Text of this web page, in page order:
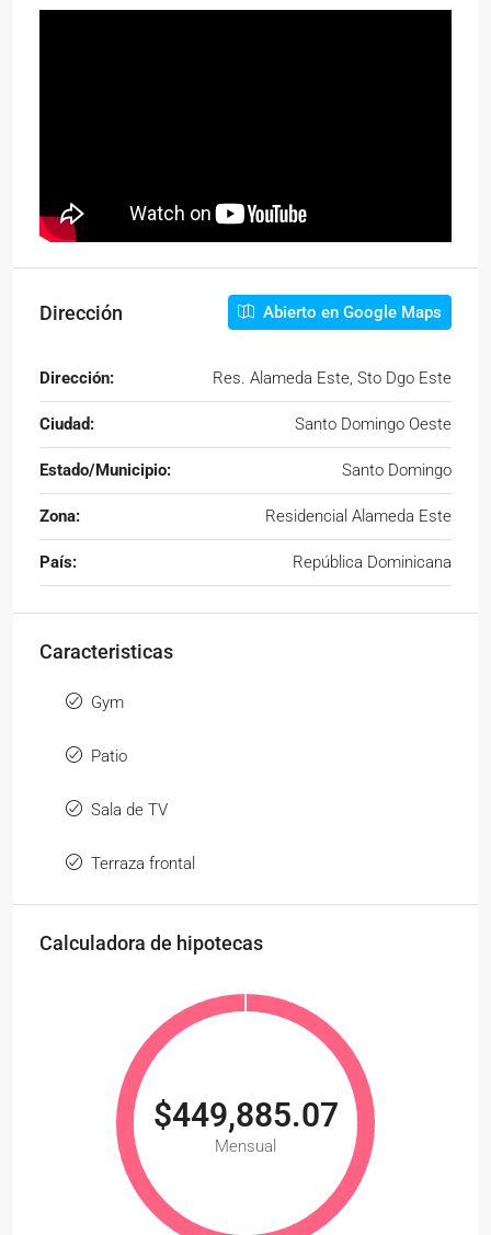
Dirección Abierto en Google Maps
Dirección: Res. Alameda Este, Sto Dgo Este
Ciudad: Santo Domingo Oeste
Estado/Municipio: Santo Domingo
Zona: Residencial Alameda Este
País: República Dominicana
Caracteristicas
Gym
Patio
Sala de TV
Terraza frontal
Calculadora de hipotecas
$449,885.07
Mensual